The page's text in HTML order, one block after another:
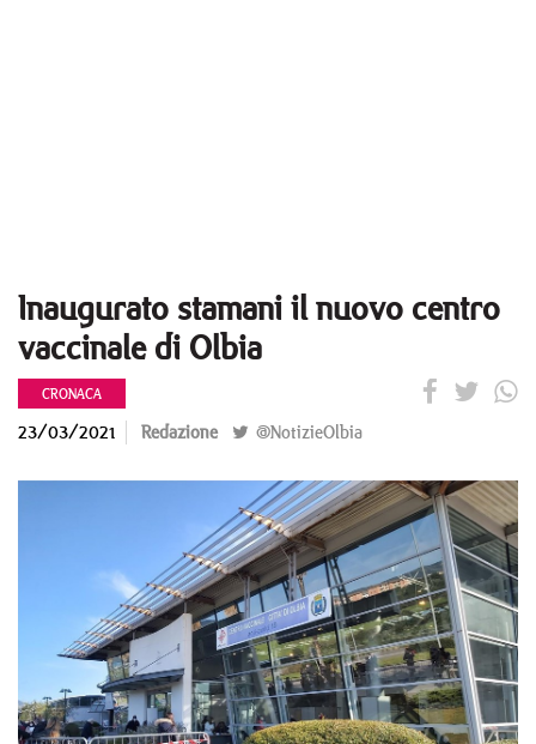
Inaugurato stamani il nuovo centro
vaccinale di Olbia
CRONACA
23/03/2021 Redazione @NotizieOlbia